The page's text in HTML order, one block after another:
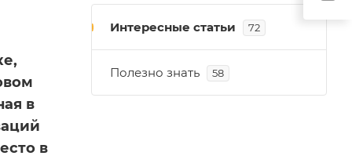
в
в
Интересные статьи 72
Полезно знать 58